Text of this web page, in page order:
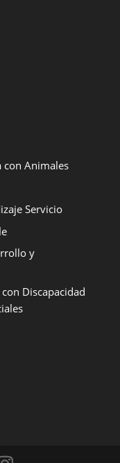
con Animales
Servicio
y
Discapacidad